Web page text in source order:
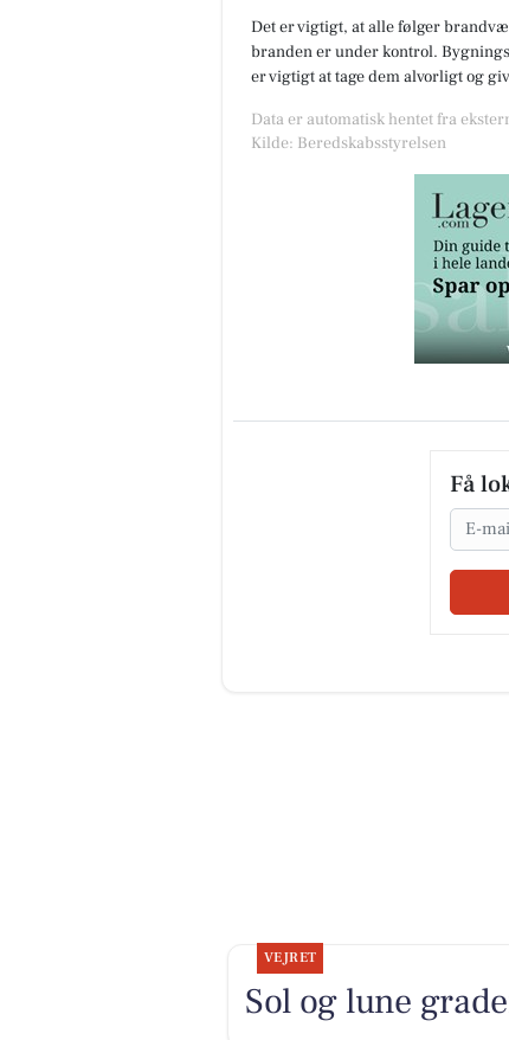
Det er vigtigt, at alle følger
branden er under kontrol.
er vigtigt at tage dem alvorligt og
Data er automatisk hentet fra
Kilde: Beredskabsstyrelsen
Få
Email
VEJRET
Sol og lune